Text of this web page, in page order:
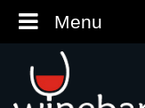
Menu